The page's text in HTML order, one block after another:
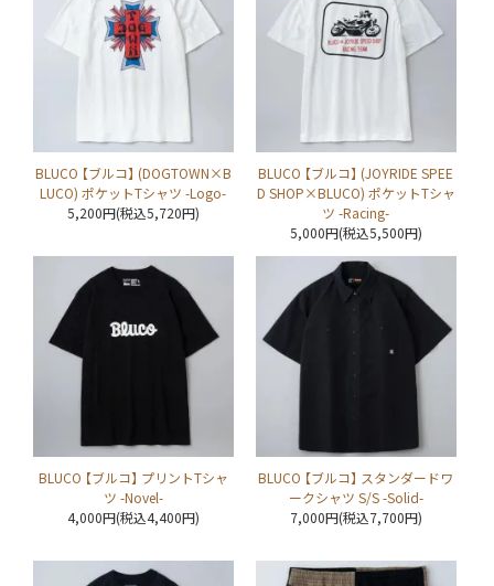
BLUCO 【ブルコ】 (DOGTOWN×B
LUCO) ポケットTシャツ -Logo-
5,200円(税込5,720円)
BLUCO 【ブルコ】 (JOYRIDE SPEE
D SHOP×BLUCO) ポケットTシャ
ツ -Racing-
5,000円(税込5,500円)
BLUCO 【ブルコ】 プリントTシャ
ツ -Novel-
4,000円(税込4,400円)
BLUCO 【ブルコ】 スタンダードワ
ークシャツ S/S -Solid-
7,000円(税込7,700円)